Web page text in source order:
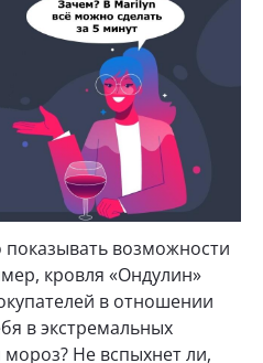
возможности
кровля «Ондулин»
в отношении
в экстремальных
Не вспыхнет ли,